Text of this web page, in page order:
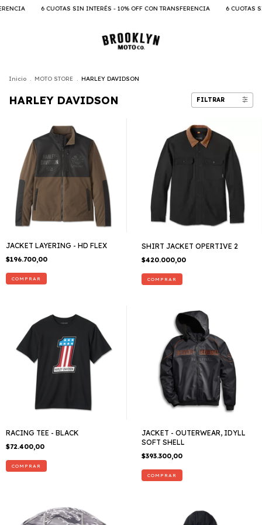
6 CUOTAS SIN INTERÉS - 10% OFF CON TRANSFERENCIA 6 CUOTAS SIN
Inicio . MOTO STORE . HARLEY DAVIDSON
HARLEY DAVIDSON FILTRAR
JACKET LAYERING - HD FLEX
$196.700,00
COMPRAR
SHIRT JACKET OPERTIVE 2
$420.000,00
COMPRAR
RACING TEE - BLACK
$72.400,00
COMPRAR
JACKET - OUTERWEAR, IDYLL
SOFT SHELL
$393.300,00
COMPRAR